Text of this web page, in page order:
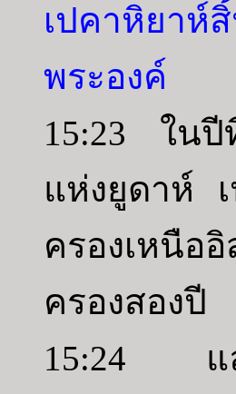
เปคาหิยา
พระองค์
15:23 ในปี
แห่งยูดาห์ เ
ครองเหนือ
ครองสองปี
15:24 และ